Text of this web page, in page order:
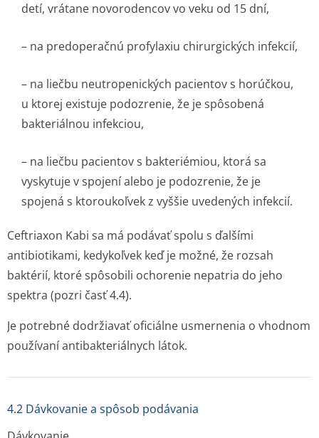
detí, vrátane novorodencov vo veku od 15 dní,
– na predoperačnú profylaxiu chirurgických infekcií,
– na liečbu neutropenických pacientov s horúčkou,
u ktorej existuje podozrenie, že je spôsobená
bakteriálnou infekciou,
– na liečbu pacientov s bakteriémiou, ktorá sa
vyskytuje v spojení alebo je podozrenie, že je
spojená s ktoroukoľvek z vyššie uvedených infekcií.
Ceftriaxon Kabi sa má podávať spolu s ďalšími
antibiotikami, kedykoľvek keď je možné, že rozsah
baktérií, ktoré spôsobili ochorenie nepatria do jeho
spektra (pozri časť 4.4).
Je potrebné dodržiavať oficiálne usmernenia o vhodnom
používaní antibakteriál­nych látok.
4.2 Dávkovanie a spôsob podávania